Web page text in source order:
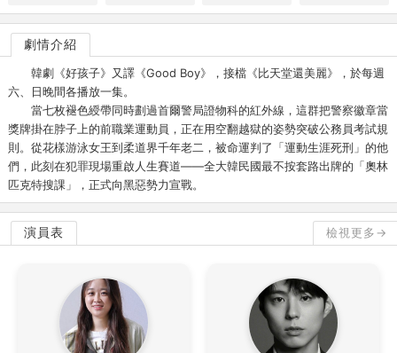
劇情介紹
韓劇《好孩子》又譯《Good Boy》，接檔《比天堂還美麗》，於每週
六、日晚間各播放一集。
當七枚褪色綬帶同時劃過首爾警局證物科的紅外線，這群把警察徽章當
獎牌掛在脖子上的前職業運動員，正在用空翻越獄的姿勢突破公務員考試規
則。從花樣游泳女王到柔道界千年老二，被命運判了「運動生涯死刑」的他
們，此刻在犯罪現場重啟人生賽道——全大韓民國最不按套路出牌的「奧林
匹克特搜課」，正式向黑惡勢力宣戰。
演員表 檢視更多→